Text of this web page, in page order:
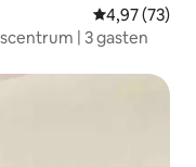
Gemiddelde
4,97 (73)
| 3 gasten